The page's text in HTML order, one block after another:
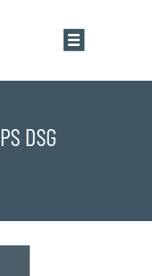
DSG